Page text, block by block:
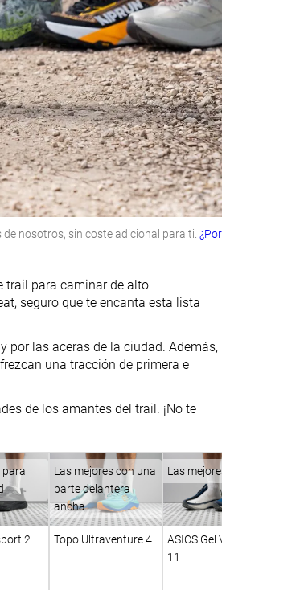
nosotros, sin coste adicional para ti. ¿Por
trail para caminar de alto
seguro que te encanta esta lista
por las aceras de la ciudad. Además,
una tracción de primera e
de los amantes del trail. ¡No te
para
2
Las mejores con una
parte delantera
ancha
Topo Ultraventure 4
Las mejores baratas
ASICS Gel Venture
11